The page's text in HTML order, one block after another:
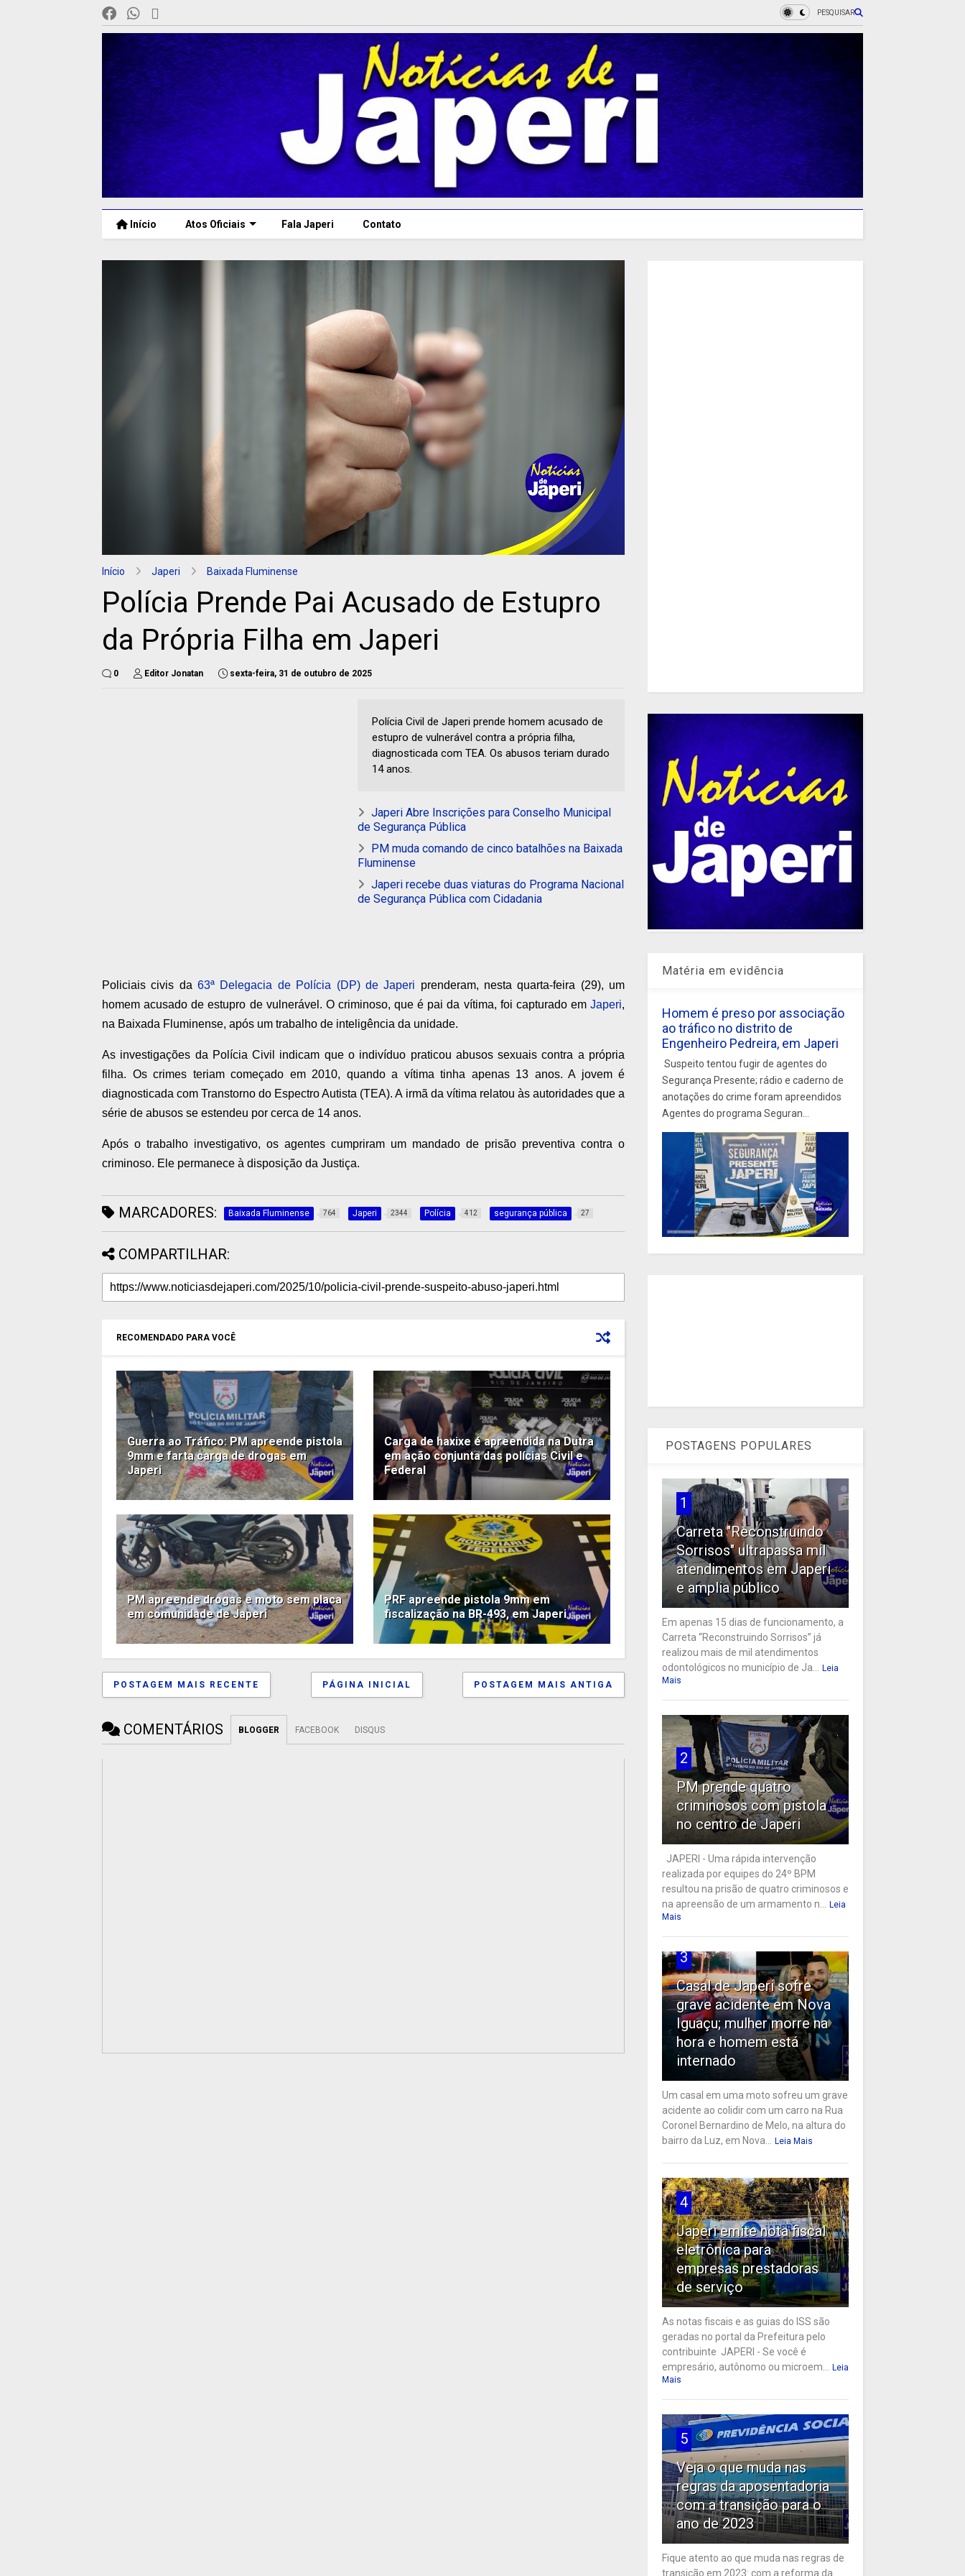
PESQUISAR
Início Atos Oficiais Fala Japeri Contato
Início Japeri Baixada Fluminense
Polícia Prende Pai Acusado de Estupro
da Própria Filha em Japeri
0 Editor Jonatan sexta-feira, 31 de outubro de 2025
Polícia Civil de Japeri prende homem acusado de
estupro de vulnerável contra a própria filha,
diagnosticada com TEA. Os abusos teriam durado
14 anos.
Japeri Abre Inscrições para Conselho Municipal
de Segurança Pública
PM muda comando de cinco batalhões na Baixada
Fluminense
Japeri recebe duas viaturas do Programa Nacional
de Segurança Pública com Cidadania
Policiais civis da63ª Delegacia de Polícia (DP) de Japeri prenderam, nesta quarta-feira (29), um
homem acusado de estupro de vulnerável. O criminoso, que é pai da vítima, foi capturado em Japeri,
na Baixada Fluminense, após um trabalho de inteligência da unidade.
As investigações da Polícia Civil indicam que o indivíduo praticou abusos sexuais contra a própria
filha. Os crimes teriam começado em 2010, quando a vítima tinha apenas 13 anos. A jovem é
diagnosticada com Transtorno do Espectro Autista (TEA). A irmã da vítima relatou às autoridades que a
série de abusos se estendeu por cerca de 14 anos.
Após o trabalho investigativo, os agentes cumpriram um mandado de prisão preventiva contra o
criminoso. Ele permanece à disposição da Justiça.
MARCADORES: Baixada Fluminense 764 Japeri 2344 Polícia 412 segurança pública 27
COMPARTILHAR:
RECOMENDADO PARA VOCÊ
Guerra ao Tráfico: PM apreende pistola
9mm e farta carga de drogas em
Japeri
Carga de haxixe é apreendida na Dutra
em ação conjunta das polícias Civil e
Federal
PM apreende drogas e moto sem placa
em comunidade de Japeri
PRF apreende pistola 9mm em
fiscalização na BR-493, em Japeri
POSTAGEM MAIS RECENTE POSTAGEM MAIS ANTIGA
PÁGINA INICIAL
COMENTÁRIOS BLOGGER FACEBOOK DISQUS
Matéria em evidência
Homem é preso por associação
ao tráfico no distrito de
Engenheiro Pedreira, em Japeri
Suspeito tentou fugir de agentes do
Segurança Presente; rádio e caderno de
anotações do crime foram apreendidos
Agentes do programa Seguran...
POSTAGENS POPULARES
1
Carreta "Reconstruindo
Sorrisos" ultrapassa mil
atendimentos em Japeri
e amplia público
Em apenas 15 dias de funcionamento, a
Carreta “Reconstruindo Sorrisos” já
realizou mais de mil atendimentos
odontológicos no município de Ja...
Leia
Mais
2
PM prende quatro
criminosos com pistola
no centro de Japeri
JAPERI - Uma rápida intervenção
realizada por equipes do 24º BPM
resultou na prisão de quatro criminosos e
na apreensão de um armamento n...
Leia
Mais
3
Casal de Japeri sofre
grave acidente em Nova
Iguaçu; mulher morre na
hora e homem está
internado
Um casal em uma moto sofreu um grave
acidente ao colidir com um carro na Rua
Coronel Bernardino de Melo, na altura do
bairro da Luz, em Nova...
Leia Mais
4
Japeri emite nota fiscal
eletrônica para
empresas prestadoras
de serviço
As notas fiscais e as guias do ISS são
geradas no portal da Prefeitura pelo
contribuinte JAPERI - Se você é
empresário, autônomo ou microem...
Leia
Mais
5
Veja o que muda nas
regras da aposentadoria
com a transição para o
ano de 2023
Fique atento ao que muda nas regras de
transição em 2023: com a reforma da